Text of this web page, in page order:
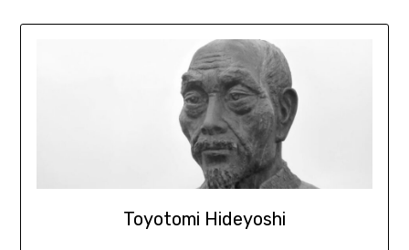
Toyotomi Hideyoshi